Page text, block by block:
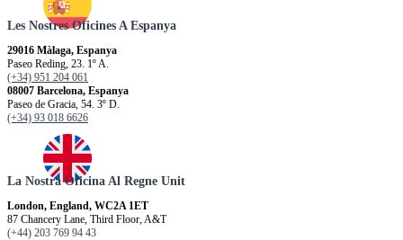
Les Nostres Oficines A Espanya
29016 Màlaga, Espanya
Paseo Reding, 23. 1º A.
(+34) 951 204 061
08007 Barcelona, Espanya
Paseo de Gracia, 54. 3º D.
(+34) 93 018 6626
La Nostra Oficina Al Regne Unit
London, England, WC2A 1ET
87 Chancery Lane, Third Floor, A&T
(+44) 203 769 94 43